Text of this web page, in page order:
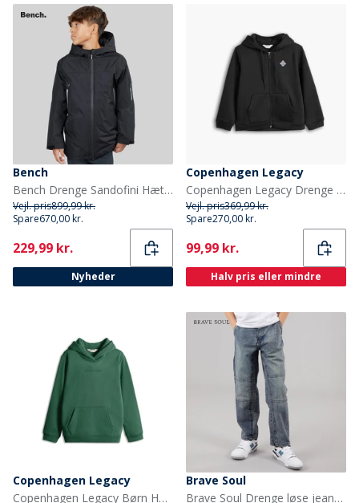
Bench
Bench Drenge Sandofini Hættejakke Sort
Vejl. pris899,99 kr.
Spare670,00 kr.
Current
229,99 kr.
Nyheder
Copenhagen Legacy
Copenhagen Legacy Drenge lynlås hoodie Sort
Vejl. pris369,99 kr.
Spare270,00 kr.
Current
99,99 kr.
Halv pris eller mindre
Copenhagen Legacy
Copenhagen Legacy Børn Hættetrøjer Grøn
Brave Soul
Brave Soul Drenge løse jeans Mid Blue